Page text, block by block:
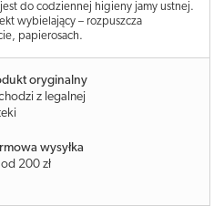
do codziennej higieny jamy ustnej.
wybielający – rozpuszcza
papierosach.
oryginalny
z legalnej
wysyłka
200 zł